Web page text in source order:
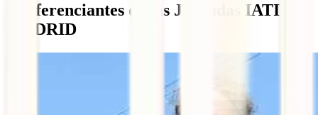
Conferenciantes de las Jornadas IATI en
MADRID